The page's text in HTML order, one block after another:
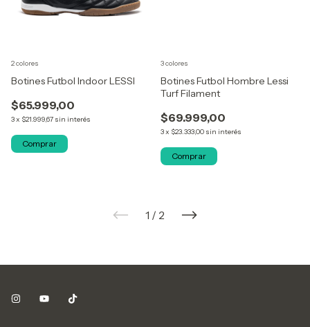
Botines Futbol Indoor LESSI
$65.999,00
3x $21.999,67 sin interés
2 colores
Comprar
Botines Futbol Hombre Lessi
Turf Filament
$69.999,00
3x $23.333,00 sin interés
3 colores
Comprar
1 / 2